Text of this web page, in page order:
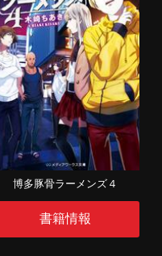
博多豚骨ラーメンズ４
書籍情報